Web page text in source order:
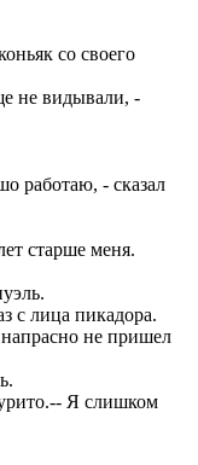
со своего
не видывали, -
работаю, - сказал
старше меня.
с лица пикадора.
не пришел
Я слишком